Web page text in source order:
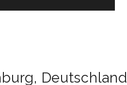
, Deutschland